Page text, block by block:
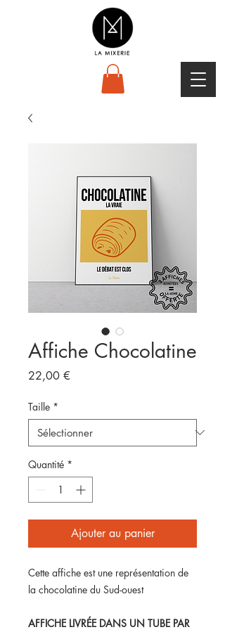
Affiche Chocolatine
22,00 €
Taille *
Quantité *
Ajouter au panier
Cette affiche est une représentation de
la chocolatine du Sud-ouest
AFFICHE LIVRÉE DANS UN TUBE PAR